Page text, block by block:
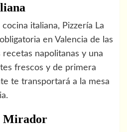
italiana, Pizzería La
en Valencia de las
napolitanas y una
frescos y de primera
te transportará a la mesa
Mirador